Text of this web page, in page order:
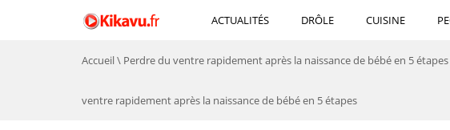
ACTUALITÉS DRÔLE CUISINE
Accueil\ Perdre du ventre rapidement après la naissance de bébé en 5 étapes
ventre rapidement après la naissance de bébé en 5 étapes